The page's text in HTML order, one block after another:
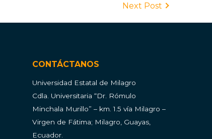
Next Post
CONTÁCTANOS
Universidad Estatal de Milagro
Cdla. Universitaria “Dr. Rómulo
Minchala Murillo” – km. 1.5 vía Milagro –
Virgen de Fátima; Milagro, Guayas,
Ecuador.